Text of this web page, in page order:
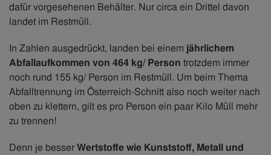
dafür vorgesehenen Behälter. Nur circa ein Drittel davon
landet im Restmüll.
In Zahlen ausgedrückt, landen bei einem jährlichem
Abfallaufkommen von 464 kg/ Person trotzdem immer
noch rund 155 kg/ Person im Restmüll. Um beim Thema
Abfalltrennung im Österreich-Schnitt also noch weiter nach
oben zu klettern, gilt es pro Person ein paar Kilo Müll mehr
zu trennen!
Denn je besserWertstoffe wie Kunststoff, Metall und